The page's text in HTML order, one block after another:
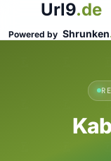
Url9.de
Powered by Shrunken